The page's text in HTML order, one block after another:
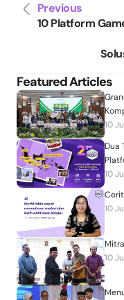
Previous
10 Platform
Featured Articles
10
Dua
10
10
10